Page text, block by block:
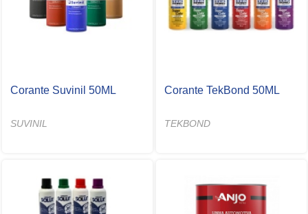
Corante Suvinil 50ML
SUVINIL
Corante TekBond 50ML
TEKBOND